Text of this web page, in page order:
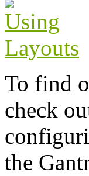
To find
check
the